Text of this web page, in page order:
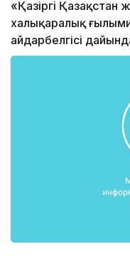
«Қазіргі Қазақстан
халықаралық
айдарбелгісі